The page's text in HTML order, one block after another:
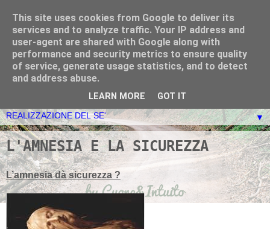
Ciascuno di noi è Dio - La
Nuova Evoluzione:
Cuore&Intuito
▼
L'AMNESIA E LA SICUREZZA
L’amnesia dà sicurezza ?
This site uses cookies from Google to deliver its
services and to analyze traffic. Your IP address and
user-agent are shared with Google along with
performance and security metrics to ensure quality
of service, generate usage statistics, and to detect
and address abuse.
LEARN MORE GOT IT